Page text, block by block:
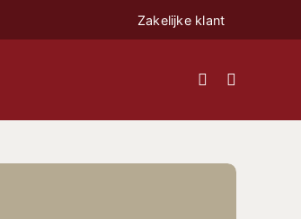
Zakelijke klant